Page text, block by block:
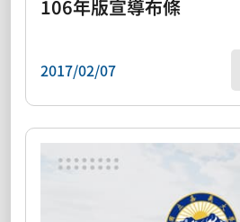
106年版宣導布條
2017/02/07